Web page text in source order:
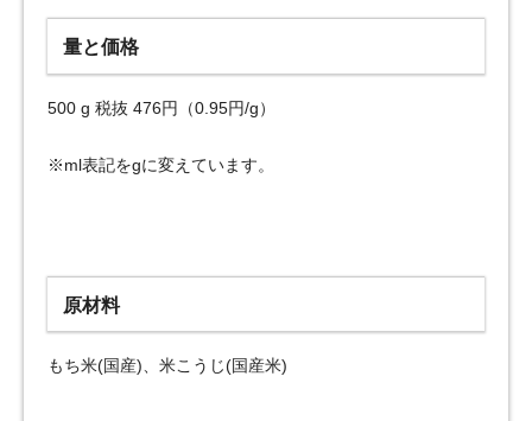
量と価格
500 g 税抜 476円（0.95円/g）
※ml表記をgに変えています。
原材料
もち米(国産)、米こうじ(国産米)